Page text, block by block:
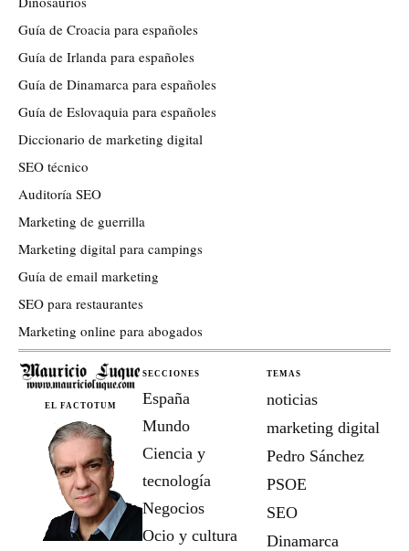
Guía de Croacia para españoles
Guía de Irlanda para españoles
Guía de Dinamarca para españoles
Guía de Eslovaquia para españoles
Diccionario de marketing digital
SEO técnico
Auditoría SEO
Marketing de guerrilla
Marketing digital para campings
Guía de email marketing
SEO para restaurantes
Marketing online para abogados
EL FACTOTUM
SECCIONES
España
Mundo
Ciencia y
tecnología
Negocios
Ocio y cultura
TEMAS
noticias
marketing digital
Pedro Sánchez
PSOE
SEO
Dinamarca